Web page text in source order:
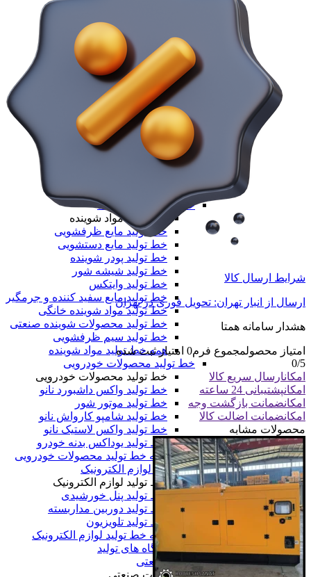
خط تولید کیسه فریزر
خط تولید کیسه زباله
خط تولید نایلون دسته دار
خط تولید طاقه نایلون مادر
همه دستگاه های تولید پلیمری
خط تولید مواد غذایی
خط تولید مواد غذایی
خط تولید بسته‌بندی مواد غذایی
دستگاه تولید پاپ کورن
خط تولید نسکافه
خط تولید کافی میکس
خط تولید کاپوچینو
همه خط تولید مواد غذایی
خط تولید مواد شوینده
خط تولید مواد شوینده
خط تولید مایع ظرفشویی
خط تولید مایع دستشویی
خط تولید پودر شوینده
خط تولید شیشه شور
خط تولید وایتکس
خط تولید مایع سفید کننده و جرمگیر
خط تولید مواد شوینده خانگی
خط تولید محصولات شوینده صنعتی
خط تولید سیم ظرفشویی
همه خط تولید مواد شوینده
خط تولید محصولات خودرویی
خط تولید محصولات خودرویی
خط تولید واکس داشبورد نانو
خط تولید موتور شور
خط تولید شامپو کارواش نانو
خط تولید واکس لاستیک نانو
خط تولید یوداکس بدنه خودرو
همه خط تولید محصولات خودرویی
خط تولید لوازم الکترونیک
خط تولید لوازم الکترونیک
خط تولید پنل خورشیدی
خط تولید دوربین مداربسته
خط تولید تلویزیون
همه خط تولید لوازم الکترونیک
همه دستگاه های تولید
ماشین آلات صنعتی
ماشین آلات صنعتی
شرایط ارسال کالا
ارسال از انبار تهران: تحویل فوری در تهران
هشدار سامانه همتا
امتیاز محصولمجموع فرم0 امتیاز ثبت شده
0/5
امکانارسال سریع کالا
امکانپشتیبانی 24 ساعته
امکانضمانت بازگشت وجه
امکانضمانت اضالت کالا
محصولات مشابه